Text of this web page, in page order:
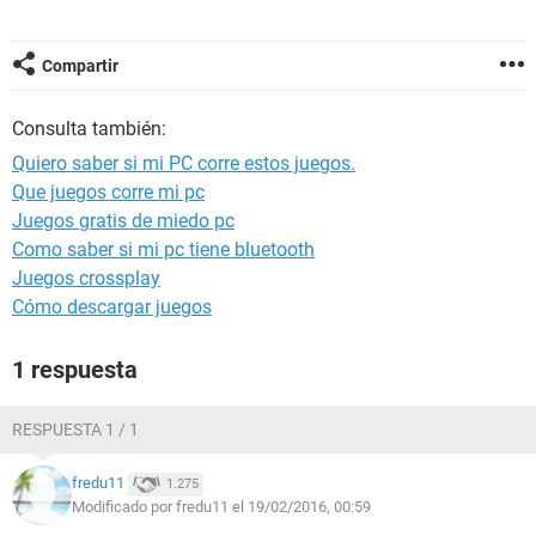
Compartir
Consulta también:
Quiero saber si mi PC corre estos juegos.
Que juegos corre mi pc
Juegos gratis de miedo pc
Como saber si mi pc tiene bluetooth
Juegos crossplay
Cómo descargar juegos
1 respuesta
RESPUESTA 1 / 1
fredu11 1.275
Modificado por fredu11 el 19/02/2016, 00:59